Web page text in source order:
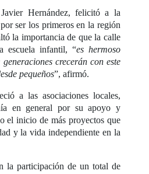
Hernández, felicitó a la
ser los primeros en la región
la importancia de que la calle
escuela infantil, “es hermoso
crecerán con este
pequeños”, afirmó.
a las asociaciones locales,
en general por su apoyo y
el inicio de más proyectos que
y la vida independiente en la
la participación de un total de